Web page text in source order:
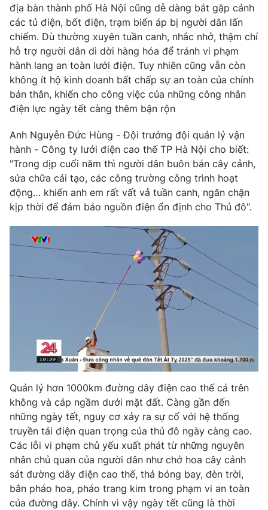
Video Shorts video
VTV Money VTV Thể thao
VTV Sức khoẻ Bất động sản
Thị trường 24h Tấm lòng Việt
VTV4 Vươn mình bằng AI
VTV9 VTV8
Liên hệ tòa soạn English
Theo dõi báo trên
Cơ quan chủ quản:Đài Truyền hình Việt Nam
Cơ quan báo chí:Thời báo VTV
Giấy phép hoạt động báo in và báo điện tử số 483/GP-BTTTT
cấp ngày 29/12/2023
Tổng Biên tập:Vũ Thanh Thủy
Phó Tổng Biên tập:Nguyễn Thị Mỹ Hạnh, Phạm Quốc Thắng,
Nguyễn Trọng Ninh
Tổng đài VTV:024.38 355 931 - 024.38 355 932
địa bàn thành phố Hà Nội cũng dễ dàng bắt gặp cảnh
các tủ điện, bốt điện, trạm biến áp bị người dân lấn
chiếm. Dù thường xuyên tuần canh, nhắc nhở, thậm chí
hỗ trợ người dân di dời hàng hóa để tránh vi phạm
hành lang an toàn lưới điện. Tuy nhiên cũng vẫn còn
không ít hộ kinh doanh bất chấp sự an toàn của chính
bản thân, khiến cho công việc của những công nhân
điện lực ngày tết càng thêm bận rộn
Anh Nguyễn Đức Hùng - Đội trưởng đội quản lý vận
hành - Công ty lưới điện cao thế TP Hà Nội cho biết:
"Trong dịp cuối năm thì người dân buôn bán cây cảnh,
sửa chữa cải tạo, các công trường công trình hoạt
động… khiến anh em rất vất vả tuần canh, ngăn chặn
kịp thời để đảm bảo nguồn điện ổn định cho Thủ đô".
Quản lý hơn 1000km đường dây điện cao thế cả trên
không và cáp ngầm dưới mặt đất. Càng gần đến
những ngày tết, nguy cơ xảy ra sự cố với hệ thống
truyền tải điện quan trọng của thủ đô ngày càng cao.
Các lỗi vi phạm chủ yếu xuất phát từ những nguyên
nhân chủ quan của người dân như chở hoa cây cảnh
sát đường dây điện cao thế, thả bóng bay, đèn trời,
bắn pháo hoa, pháo trang kim trong phạm vi an toàn
của đường dây. Chính vì vậy ngày tết cũng là thời